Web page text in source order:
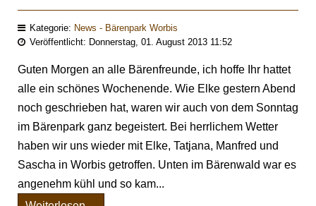
Kategorie: News - Bärenpark Worbis
Veröffentlicht: Donnerstag, 01. August 2013 11:52
Guten Morgen an alle Bärenfreunde, ich hoffe Ihr hattet
alle ein schönes Wochenende. Wie Elke gestern Abend
noch geschrieben hat, waren wir auch von dem Sonntag
im Bärenpark ganz begeistert. Bei herrlichem Wetter
haben wir uns wieder mit Elke, Tatjana, Manfred und
Sascha in Worbis getroffen. Unten im Bärenwald war es
angenehm kühl und so kam...